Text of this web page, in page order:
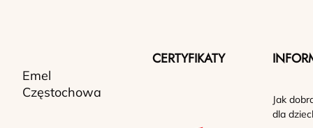
Emel
Częstochowa
CERTYFIKATY
Jak
dla